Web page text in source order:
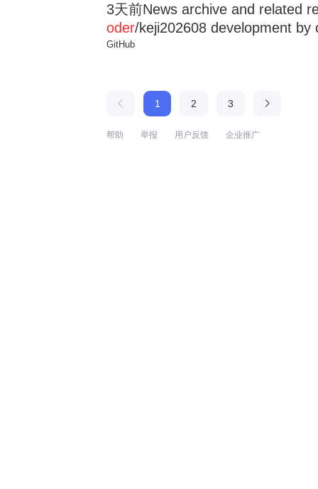
3天前News archive and related
oder/keji202608 development
GitHub
1 2 3
帮助 举报 用户反馈 企业推广